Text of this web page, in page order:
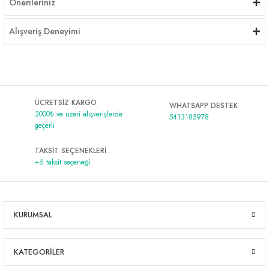
Önerileriniz
Alışveriş Deneyimi
ÜCRETSİZ KARGO
3000₺ ve üzeri alışverişlerde
geçerli
WHATSAPP DESTEK
5413185978
TAKSİT SEÇENEKLERİ
+6 taksit seçeneği
KURUMSAL
KATEGORİLER